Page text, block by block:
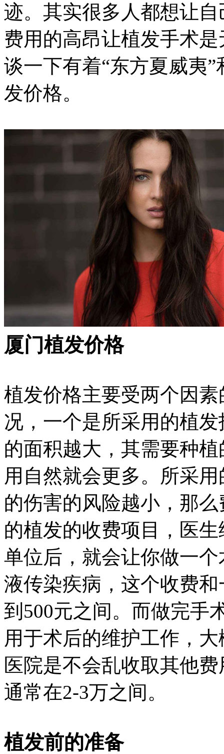
迹。其实很多人都想让
费用的高昂让植发手术
谈一下有着“东方夏威夷
发价格。
厦门植发价格
植发价格主要受两个因
况，一个是所采用的植
的面积越大，其需要种
用自然就会更多。所采
的伤害的风险越小，那
的植发的收费项目，医
单位后，就会让你做一
液传染疾病，这个收费
到500元之间。而做完手
用于术后的维护工作，
医院是不会乱收取其他
通常在2-3万之间。
植发前的准备